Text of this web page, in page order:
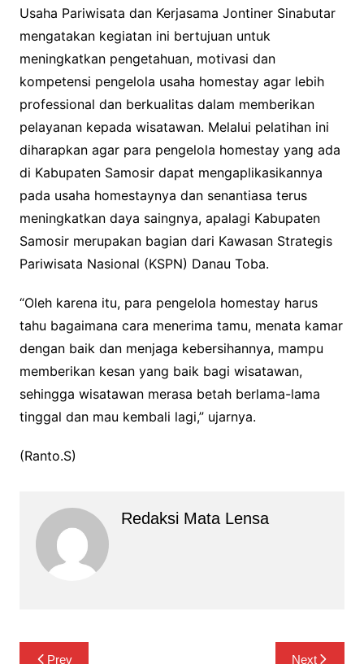
Usaha Pariwisata dan Kerjasama Jontiner Sinabutar
mengatakan kegiatan ini bertujuan untuk
meningkatkan pengetahuan, motivasi dan
kompetensi pengelola usaha homestay agar lebih
professional dan berkualitas dalam memberikan
pelayanan kepada wisatawan. Melalui pelatihan ini
diharapkan agar para pengelola homestay yang ada
di Kabupaten Samosir dapat mengaplikasikannya
pada usaha homestaynya dan senantiasa terus
meningkatkan daya saingnya, apalagi Kabupaten
Samosir merupakan bagian dari Kawasan Strategis
Pariwisata Nasional (KSPN) Danau Toba.
“Oleh karena itu, para pengelola homestay harus
tahu bagaimana cara menerima tamu, menata kamar
dengan baik dan menjaga kebersihannya, mampu
memberikan kesan yang baik bagi wisatawan,
sehingga wisatawan merasa betah berlama-lama
tinggal dan mau kembali lagi,” ujarnya.
(Ranto.S)
Redaksi Mata Lensa
Navigasi
Prev Next